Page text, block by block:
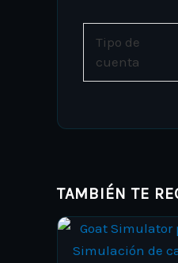
Tipo de
cuenta
TAMBIÉN TE